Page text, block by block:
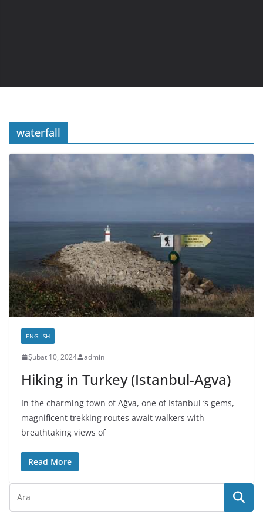
waterfall
ENGLISH
Şubat 10, 2024 admin
Hiking in Turkey (Istanbul-Agva)
In the charming town of Ağva, one of Istanbul ‘s gems,
magnificent trekking routes await walkers with
breathtaking views of
Read More